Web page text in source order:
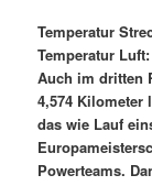
Temperatur
Temperatur Luft:
Auch im dritten
4,574 Kilometer
das wie Lauf
Powerteams.